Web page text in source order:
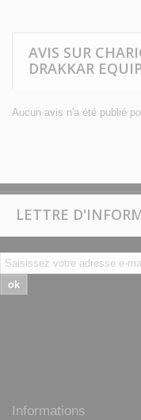
AVIS SUR
DRAKKAR
Aucun avis n'a été publié
LETTRE
ok
Informations